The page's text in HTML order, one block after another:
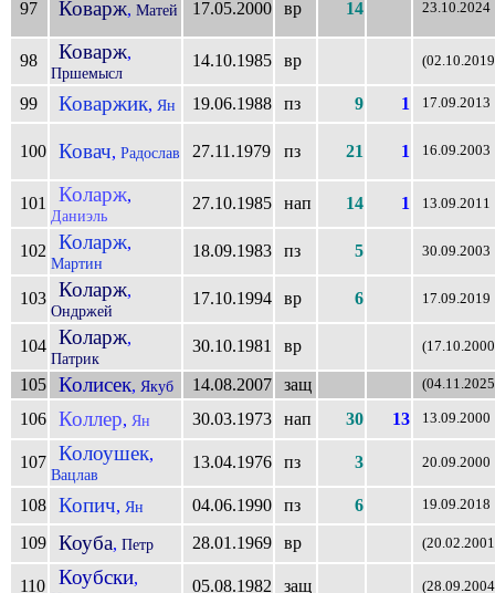
97 Коварж, Матей 17.05.2000 вр 14 23.10.2024
98 Коварж,
Пршемысл
14.10.1985 вр
99 Коваржик, Ян 19.06.1988 пз 9 1 17.09.2013
100 Ковач, Радослав 27.11.1979 пз 21 1 16.09.2003
101 Коларж,
Даниэль
27.10.1985 нап 14 1 13.09.2011
102 Коларж,
Мартин
18.09.1983 пз 5 30.09.2003
103 Коларж,
Ондржей
17.10.1994 вр 6 17.09.2019
104 Коларж,
Патрик
30.10.1981 вр
105 Колисек, Якуб 14.08.2007 защ
106 Коллер, Ян 30.03.1973 нап 30 13 13.09.2000
107 Колоушек,
Вацлав
13.04.1976 пз 3 20.09.2000
108 Копич, Ян 04.06.1990 пз 6 19.09.2018
109 Коуба, Петр 28.01.1969 вр
110 Коубски, 05.08.1982 защ